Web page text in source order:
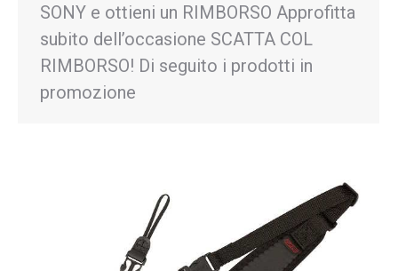
SONY e ottieni un RIMBORSO Approfitta
subito dell’occasione SCATTA COL
RIMBORSO! Di seguito i prodotti in
promozione